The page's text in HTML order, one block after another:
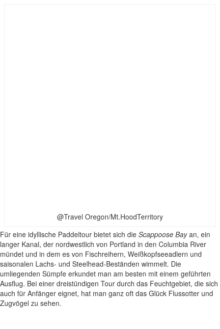
@Travel Oregon/Mt.HoodTerritory
Für eine idyllische Paddeltour bietet sich die Scappoose Bayan, ein
langer Kanal, der nordwestlich von Portland in den Columbia River
mündet und in dem es von Fischreihern, Weißkopfseeadlern und
saisonalen Lachs- und Steelhead-Beständen wimmelt. Die
umliegenden Sümpfe erkundet man am besten mit einem geführten
Ausflug. Bei einer dreistündigen Tour durch das Feuchtgebiet, die sich
auch für Anfänger eignet, hat man ganz oft das Glück Flussotter und
Zugvögel zu sehen.